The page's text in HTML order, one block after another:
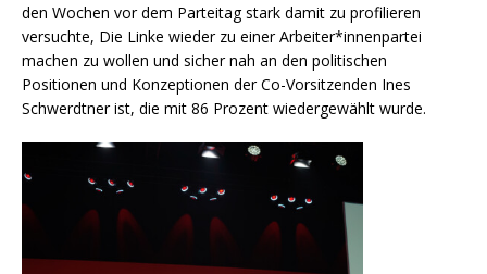
den Wochen vor dem Parteitag stark damit zu profilieren
versuchte, Die Linke wieder zu einer Arbeiter*innenpartei
machen zu wollen und sicher nah an den politischen
Positionen und Konzeptionen der Co-Vorsitzenden Ines
Schwerdtner ist, die mit 86 Prozent wiedergewählt wurde.